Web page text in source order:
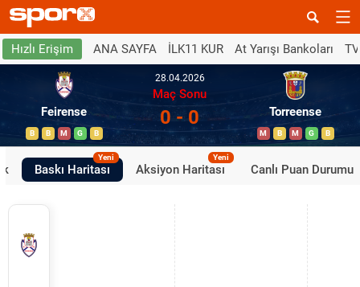
Hızlı Erişim ANA SAYFA İLK11 KUR At Yarışı Bankoları
Feirense
B B M G B
28.04.2026
Maç Sonu
0 - 0 Torreense
M B M G B
Baskı Haritası
Yeni
Aksiyon Haritası
Yeni
Canlı Puan Durumu